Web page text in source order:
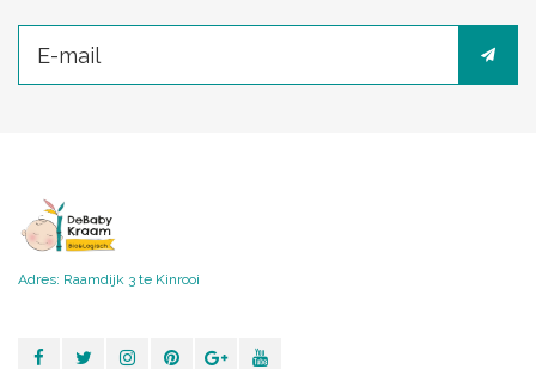
Adres: Raamdijk 3 te Kinrooi